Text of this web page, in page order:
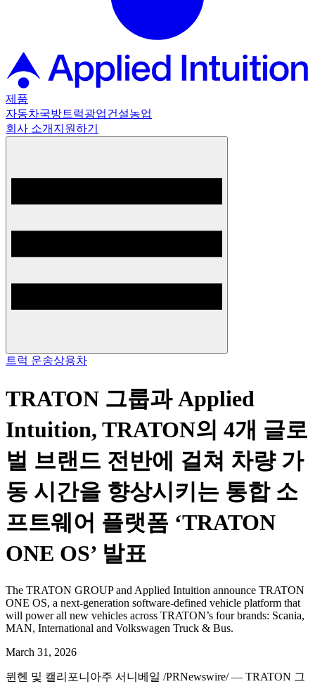
제품
자동차국방트럭광업건설농업
회사 소개 지원하기
트럭 운송상용차
TRATON 그룹과 Applied
Intuition, TRATON의 4개 글로
벌 브랜드 전반에 걸쳐 차량 가
동 시간을 향상시키는 통합 소
프트웨어 플랫폼 ‘TRATON
ONE OS’ 발표
The TRATON GROUP and Applied Intuition announce TRATON
ONE OS, a next-generation software-defined vehicle platform that
will power all new vehicles across TRATON’s four brands: Scania,
MAN, International and Volkswagen Truck & Bus.
March 31, 2026
뮌헨 및 캘리포니아주 서니베일 /PRNewswire/ — TRATON 그